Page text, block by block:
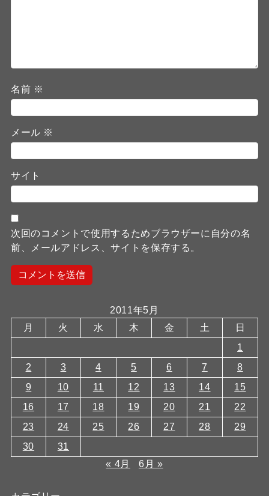
名前 ※
メール ※
サイト
次回のコメントで使用するためブラウザーに自分の名
前、メールアドレス、サイトを保存する。
2011年5月
月
火 水 木 金 土
日
1
2
3 4 5 6 7
8
9
10 11 12 13 14
15
16
17 18 19 20 21
22
23
24 25 26 27 28
29
30
31
« 4月
6月 »